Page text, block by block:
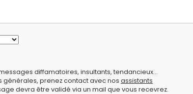
diffamatoires, insultants, tendancieux...
générales, prenez contact avec nos assistants
devra être validé via un mail que vous recevrez.